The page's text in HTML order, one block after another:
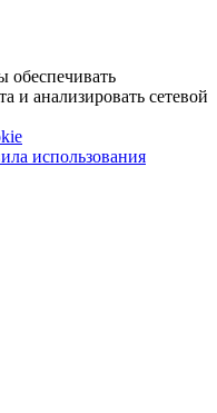
и анализировать сетевой
использования